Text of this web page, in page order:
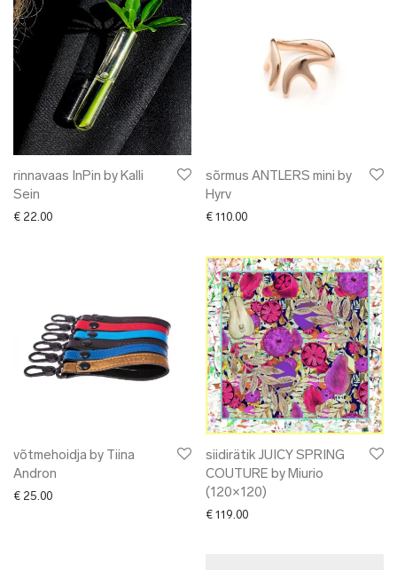
rinnavaas InPin by Kalli
Sein
€ 22.00
sõrmus ANTLERS mini by
Hyrv
€ 110.00
võtmehoidja by Tiina
Andron
€ 25.00
siidirätik JUICY SPRING
COUTURE by Miurio
(120×120)
€ 119.00